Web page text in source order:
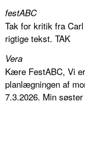
festABC
Tak for kritik fra
rigtige tekst. TAK
Vera
Kære FestABC, Vi
planlægningen af
7.3.2026. Min